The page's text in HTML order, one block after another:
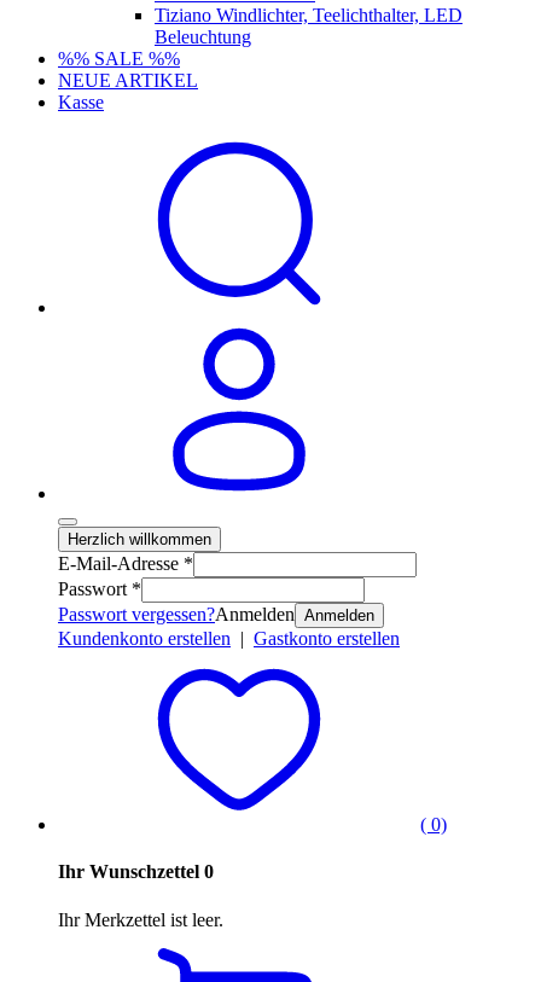
Tiziano Windlichter, Teelichthalter, LED
Beleuchtung
%% SALE %%
NEUE ARTIKEL
Kasse
Herzlich willkommen
E-Mail-Adresse *
Passwort *
Passwort vergessen?Anmelden Anmelden
Kundenkonto erstellen | Gastkonto erstellen
( 0)
Ihr Wunschzettel 0
Ihr Merkzettel ist leer.